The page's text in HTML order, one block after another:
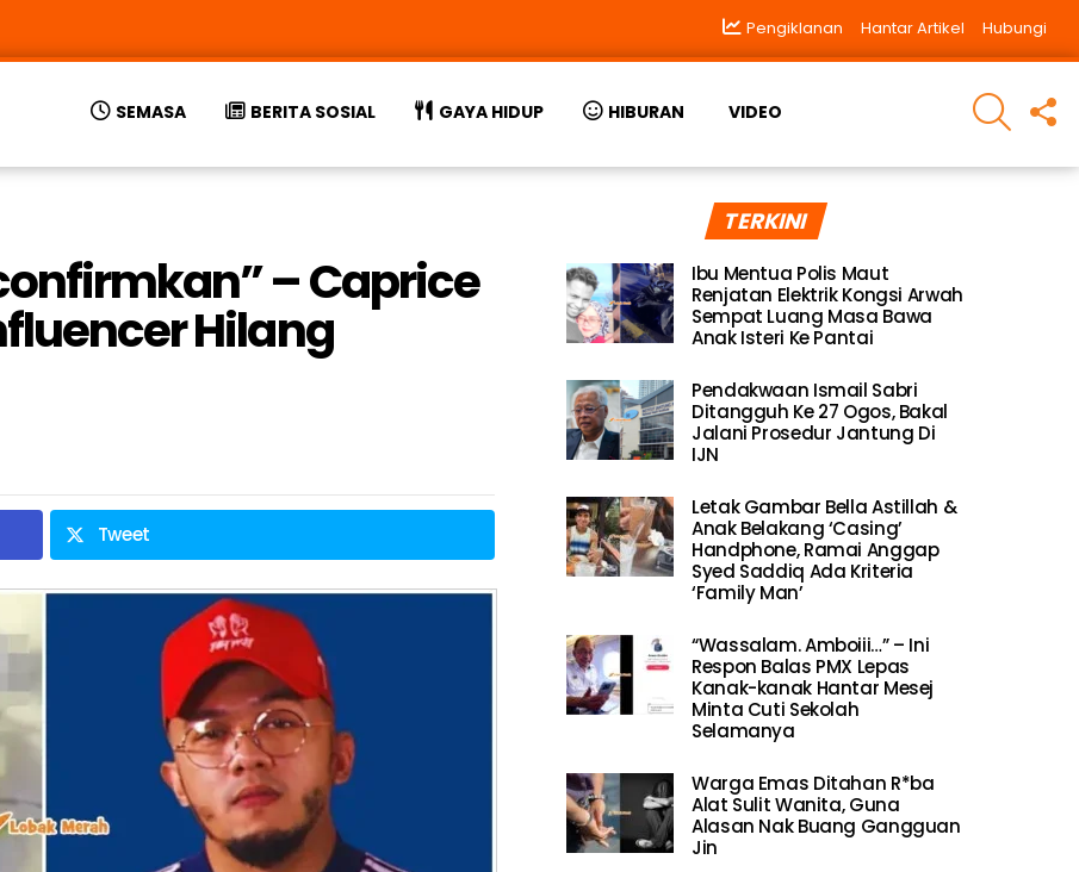
Pengiklanan Hantar Artikel Hubungi
SEMASA BERITA SOSIAL GAYA HIDUP HIBURAN VIDEO
SEARCH
– Caprice
Hilang
Tweet
TERKINI
Ibu Mentua Polis Maut
Renjatan Elektrik Kongsi Arwah
Sempat Luang Masa Bawa
Anak Isteri Ke Pantai
Pendakwaan Ismail Sabri
Ditangguh Ke 27 Ogos, Bakal
Jalani Prosedur Jantung Di
IJN
Letak Gambar Bella Astillah &
Anak Belakang ‘Casing’
Handphone, Ramai Anggap
Syed Saddiq Ada Kriteria
‘Family Man’
“Wassalam. Amboiii…” – Ini
Respon Balas PMX Lepas
Kanak-kanak Hantar Mesej
Minta Cuti Sekolah
Selamanya
Warga Emas Ditahan R*ba
Alat Sulit Wanita, Guna
Alasan Nak Buang Gangguan
Jin